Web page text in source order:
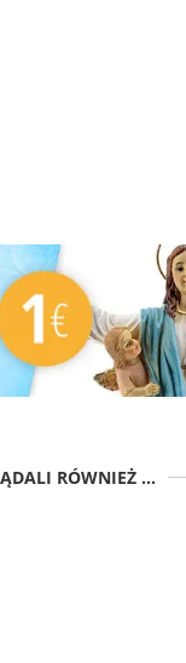
RÓWNIEŻ ...